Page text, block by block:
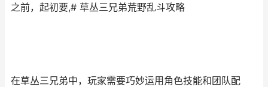
之前，起初要,# 草丛三兄弟荒野乱斗攻略
在草丛三兄弟中，玩家需要巧妙运用角色技能和团队配